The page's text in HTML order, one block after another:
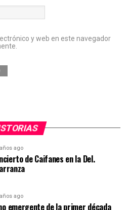
y web en este navegador
ago
de Caifanes en la Del.
ago
emergente de la primer década